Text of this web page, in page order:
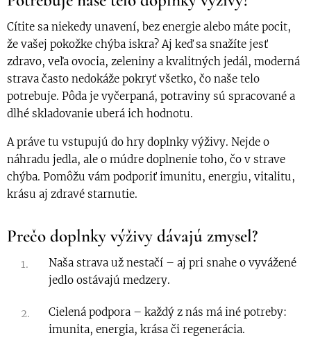
Cítite sa niekedy unavení, bez energie alebo máte pocit,
že vašej pokožke chýba iskra? Aj keď sa snažíte jesť
zdravo, veľa ovocia, zeleniny a kvalitných jedál, moderná
strava často nedokáže pokryť všetko, čo naše telo
potrebuje. Pôda je vyčerpaná, potraviny sú spracované a
dlhé skladovanie uberá ich hodnotu.
A práve tu vstupujú do hry doplnky výživy. Nejde o
náhradu jedla, ale o múdre doplnenie toho, čo v strave
chýba. Pomôžu vám podporiť imunitu, energiu, vitalitu,
krásu aj zdravé starnutie.
Prečo doplnky výživy dávajú zmysel?
Naša strava už nestačí – aj pri snahe o vyvážené
jedlo ostávajú medzery.
Cielená podpora – každý z nás má iné potreby:
imunita, energia, krása či regenerácia.